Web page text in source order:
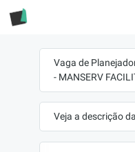
Vaga de
- MANSERV
Veja a descrição